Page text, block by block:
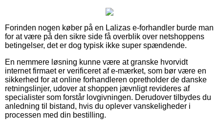
Forinden nogen køber på en Lalizas e-forhandler burde man
for at være på den sikre side få overblik over netshoppens
betingelser, det er dog typisk ikke super spændende.
En nemmere løsning kunne være at granske hvorvidt
internet firmaet er verificeret af e-mærket, som bør være en
sikkerhed for at online forhandleren opretholder de danske
retningslinjer, udover at shoppen jævnligt revideres af
specialister som forstår lovgivningen. Derudover tilbydes du
anledning til bistand, hvis du oplever vanskeligheder i
processen med din bestilling.